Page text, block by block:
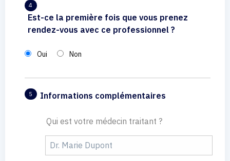
4
Est-ce la première fois que vous prenez
rendez-vous avec ce professionnel ?
Oui Non
5 Informations complémentaires
Qui est votre médecin traitant ?